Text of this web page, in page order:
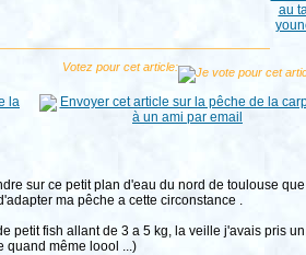
Votez pour cet article:
sur ce petit plan d'eau du nord de toulouse que
ma pêche a cette circonstance .
petit fish allant de 3 a 5 kg, la veille j'avais pris un
quand même loool ...)